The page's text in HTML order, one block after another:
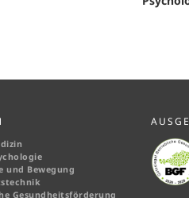
und Bewegung
Gesundheitsförderung